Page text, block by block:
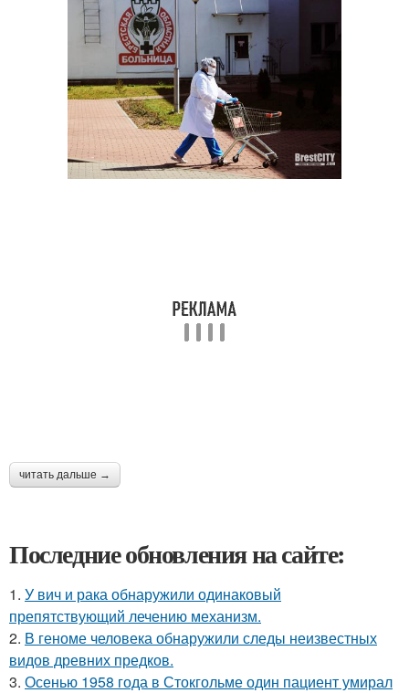
читать дальше →
Последние обновления на сайте:
1. У вич и рака обнаружили одинаковый
препятствующий лечению механизм.
2. В геноме человека обнаружили следы неизвестных
видов древних предков.
3. Осенью 1958 года в Стокгольме один пациент умирал